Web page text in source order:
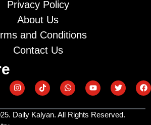
Privacy Policy
About Us
and Conditions
Contact Us
Daily Kalyan. All Rights Reserved.